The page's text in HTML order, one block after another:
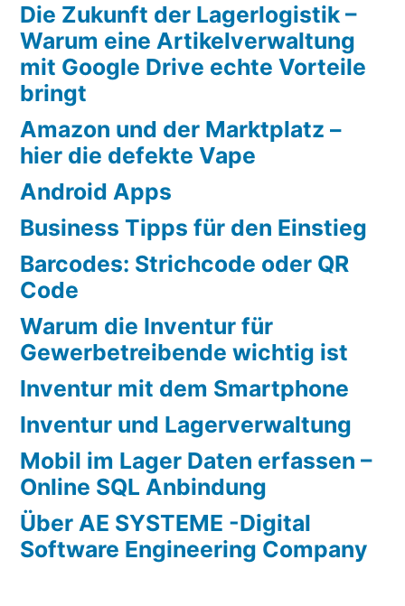
Die Zukunft der Lagerlogistik –
Warum eine Artikelverwaltung
mit Google Drive echte Vorteile
bringt
Amazon und der Marktplatz –
hier die defekte Vape
Android Apps
Business Tipps für den Einstieg
Barcodes: Strichcode oder QR
Code
Warum die Inventur für
Gewerbetreibende wichtig ist
Inventur mit dem Smartphone
Inventur und Lagerverwaltung
Mobil im Lager Daten erfassen –
Online SQL Anbindung
Über AE SYSTEME -Digital
Software Engineering Company